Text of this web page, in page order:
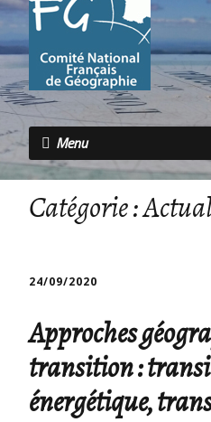
Menu
Catégorie :
24/09/2020
Approches
transition :
énergétique,